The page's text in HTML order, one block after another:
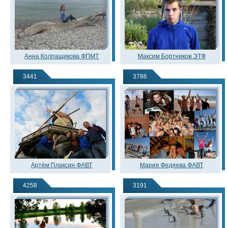
Анна Колпащикова ФПМТ Максим Бортников ЭТФ
3441
Артём Плаксин ФАВТ
3786
Мария Федяева ФАВТ
4258 3191